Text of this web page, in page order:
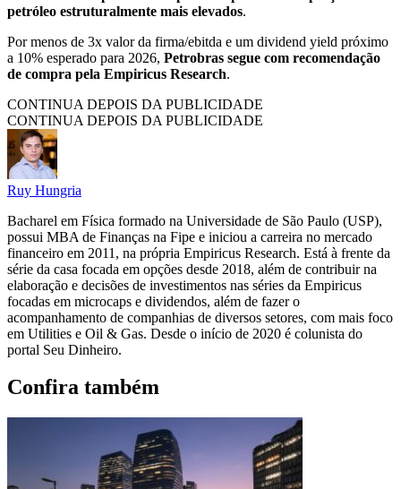
petróleo estruturalmente mais elevados.
Por menos de 3x valor da firma/ebitda e um dividend yield próximo
a 10% esperado para 2026, Petrobras segue com recomendação
de compra pela Empiricus Research.
CONTINUA DEPOIS DA PUBLICIDADE
CONTINUA DEPOIS DA PUBLICIDADE
Ruy Hungria
Bacharel em Física formado na Universidade de São Paulo (USP),
possui MBA de Finanças na Fipe e iniciou a carreira no mercado
financeiro em 2011, na própria Empiricus Research. Está à frente da
série da casa focada em opções desde 2018, além de contribuir na
elaboração e decisões de investimentos nas séries da Empiricus
focadas em microcaps e dividendos, além de fazer o
acompanhamento de companhias de diversos setores, com mais foco
em Utilities e Oil & Gas. Desde o início de 2020 é colunista do
portal Seu Dinheiro.
Confira também